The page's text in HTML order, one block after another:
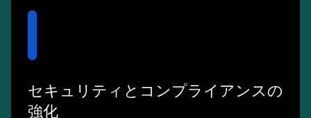
セキュリティとコンプライアンスの
強化